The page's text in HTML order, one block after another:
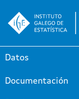
Datos
Documentación